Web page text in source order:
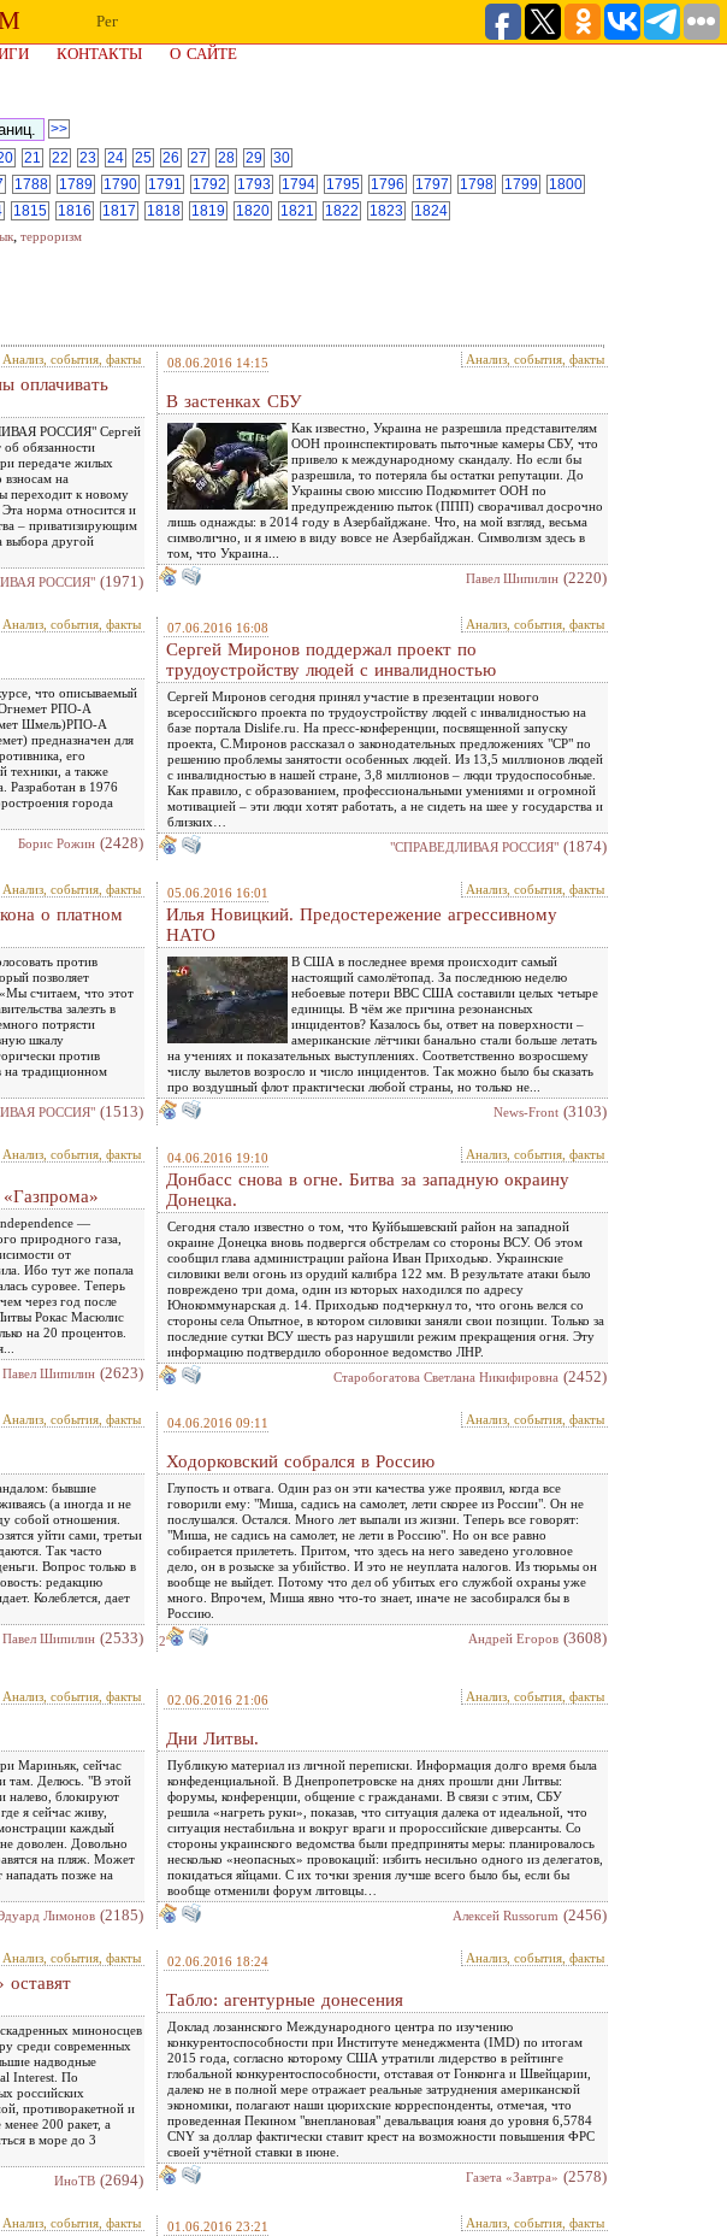
Рег
КОНТАКТЫ
О САЙТЕ
>>
21 22 23 24 25 26 27 28 29
30
1788 1789 1790 1791 1792 1793 1794 1795 1796 1797 1798 1799
1800
1815 1816 1817 1818 1819 1820 1821 1822 1823 1824
, терроризм
Анализ, события, факты
оплачивать
РОССИЯ" Сергей
об обязанности
передаче жилых
на
переходит к новому
норма относится и
– приватизирующим
выбора другой
РОССИЯ" (1971)
08.06.2016 14:15 Анализ, события, факты
В застенках СБУ
Как известно, Украина не разрешила представителям
ООН проинспектировать пыточные камеры СБУ, что
привело к международному скандалу. Но если бы
разрешила, то потеряла бы остатки репутации. До
Украины свою миссию Подкомитет ООН по
предупреждению пыток (ППП) сворачивал досрочно
лишь однажды: в 2014 году в Азербайджане. Что, на мой взгляд, весьма
символично, и я имею в виду вовсе не Азербайджан. Символизм здесь в
том, что Украина...
Павел Шипилин (2220)
Анализ, события, факты
что описываемый
РПО-А
Шмель)РПО-А
предназначен для
его
техники, а также
Разработан в 1976
города
Борис Рожин (2428)
07.06.2016 16:08 Анализ, события, факты
Сергей Миронов поддержал проект по
трудоустройству людей с инвалидностью
Сергей Миронов сегодня принял участие в презентации нового
всероссийского проекта по трудоустройству людей с инвалидностью на
базе портала Dislife.ru. На пресс-конференции, посвященной запуску
проекта, С.Миронов рассказал о законодательных предложениях "СР" по
решению проблемы занятости особенных людей. Из 13,5 миллионов людей
с инвалидностью в нашей стране, 3,8 миллионов – люди трудоспособные.
Как правило, с образованием, профессиональными умениями и огромной
мотивацией – эти люди хотят работать, а не сидеть на шее у государства и
близких…
"СПРАВЕДЛИВАЯ РОССИЯ" (1874)
Анализ, события, факты
о платном
против
позволяет
«Мы считаем, что этот
залезть в
потрясти
шкалу
против
на традиционном
РОССИЯ" (1513)
05.06.2016 16:01 Анализ, события, факты
Илья Новицкий. Предостережение агрессивному
НАТО
В США в последнее время происходит самый
настоящий самолётопад. За последнюю неделю
небоевые потери ВВС США составили целых четыре
единицы. В чём же причина резонансных
инцидентов? Казалось бы, ответ на поверхности –
американские лётчики банально стали больше летать
на учениях и показательных выступлениях. Соответственно возросшему
числу вылетов возросло и число инцидентов. Так можно было бы сказать
про воздушный флот практически любой страны, но только не...
News-Front (3103)
Анализ, события, факты
—
природного газа,
от
Ибо тут же попала
суровее. Теперь
через год после
Рокас Масюлис
на 20 процентов.
Павел Шипилин (2623)
04.06.2016 19:10 Анализ, события, факты
Донбасс снова в огне. Битва за западную окраину
Донецка.
Сегодня стало известно о том, что Куйбышевский район на западной
окраине Донецка вновь подвергся обстрелам со стороны ВСУ. Об этом
сообщил глава администрации района Иван Приходько. Украинские
силовики вели огонь из орудий калибра 122 мм. В результате атаки было
повреждено три дома, один из которых находился по адресу
Юнокоммунарская д. 14. Приходько подчеркнул то, что огонь велся со
стороны села Опытное, в котором силовики заняли свои позиции. Только за
последние сутки ВСУ шесть раз нарушили режим прекращения огня. Эту
информацию подтвердило оборонное ведомство ЛНР.
Старобогатова Светлана Никифировна (2452)
Анализ, события, факты
бывшие
(а иногда и не
собой отношения.
уйти сами, третьи
Так часто
Вопрос только в
редакцию
Колеблется, дает
Павел Шипилин (2533)
04.06.2016 09:11 Анализ, события, факты
Ходорковский собрался в Россию
Глупость и отвага. Один раз он эти качества уже проявил, когда все
говорили ему: "Миша, садись на самолет, лети скорее из России". Он не
послушался. Остался. Много лет выпали из жизни. Теперь все говорят:
"Миша, не садись на самолет, не лети в Россию". Но он все равно
собирается прилететь. Притом, что здесь на него заведено уголовное
дело, он в розыске за убийство. И это не неуплата налогов. Из тюрьмы он
вообще не выйдет. Потому что дел об убитых его службой охраны уже
много. Впрочем, Миша явно что-то знает, иначе не засобирался бы в
Россию.
2
Андрей Егоров (3608)
Анализ, события, факты
Мариньяк, сейчас
там. Делюсь. "В этой
налево, блокируют
я сейчас живу,
каждый
доволен. Довольно
на пляж. Может
позже на
Лимонов (2185)
02.06.2016 21:06 Анализ, события, факты
Дни Литвы.
Публикую материал из личной переписки. Информация долго время была
конфеденциальной. В Днепропетровске на днях прошли дни Литвы:
форумы, конференции, общение с гражданами. В связи с этим, СБУ
решила «нагреть руки», показав, что ситуация далека от идеальной, что
ситуация нестабильна и вокруг враги и пророссийские диверсанты. Со
стороны украинского ведомства были предприняты меры: планировалось
несколько «неопасных» провокаций: избить несильно одного из делегатов,
покидаться яйцами. С их точки зрения лучше всего было бы, если бы
вообще отменили форум литовцы…
Алексей Russorum (2456)
Анализ, события, факты
миноносцев
среди современных
надводные
Interest. По
российских
противоракетной и
200 ракет, а
в море до 3
ИноТВ (2694)
02.06.2016 18:24 Анализ, события, факты
Табло: агентурные донесения
Доклад лозаннского Международного центра по изучению
конкурентоспособности при Институте менеджмента (IMD) по итогам
2015 года, согласно которому США утратили лидерство в рейтинге
глобальной конкурентоспособности, отставая от Гонконга и Швейцарии,
далеко не в полной мере отражает реальные затруднения американской
экономики, полагают наши цюрихские корреспонденты, отмечая, что
проведенная Пекином "внеплановая" девальвация юаня до уровня 6,5784
CNY за доллар фактически ставит крест на возможности повышения ФРС
своей учётной ставки в июне.
Газета «Завтра» (2578)
Анализ, события, факты 01.06.2016 23:21 Анализ, события, факты